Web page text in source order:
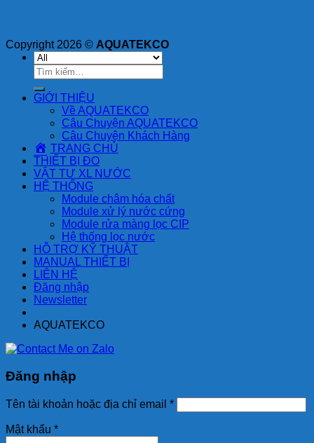
Copyright 2026 © AQUATEKCO
Tìm
kiếm:
GIỚI THIỆU
Về AQUATEKCO
Câu Chuyện AQUATEKCO
Câu Chuyện Khách Hàng
TRANG CHỦ
THIẾT BỊ ĐO
VẬT TƯ XL NƯỚC
HỆ THỐNG
Module châm hóa chất
Module xử lý nước cứng
Module rửa màng lọc CIP
Hệ thống lọc nước
HỖ TRỢ KỸ THUẬT
MANUAL THIẾT BỊ
LIÊN HỆ
Đăng nhập
Newsletter
AQUATEKCO
Đăng nhập
Tên tài khoản hoặc địa chỉ email *
Mật khẩu *